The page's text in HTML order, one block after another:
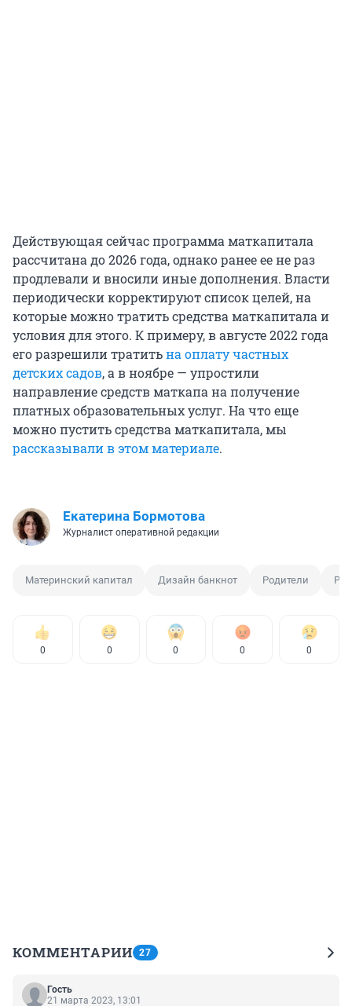
Действующая сейчас программа маткапитала
рассчитана до 2026 года, однако ранее ее не раз
продлевали и вносили иные дополнения. Власти
периодически корректируют список целей, на
которые можно тратить средства маткапитала и
условия для этого. К примеру, в августе 2022 года
его разрешили тратитьна оплату частных
детских садов, а в ноябре — упростили
направление средств маткапа на получение
платных образовательных услуг. На что еще
можно пустить средства маткапитала, мы
рассказывали в этом материале.
Екатерина Бормотова
Журналист оперативной редакции
Материнский капитал Дизайн банкнот Родители
0 0 0 0 0
КОММЕНТАРИИ 27
Гость
21 марта 2023, 13:01